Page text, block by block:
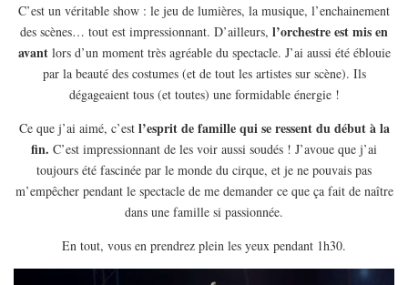
C’est un véritable show : le jeu de lumières, la musique, l’enchainement
des scènes… tout est impressionnant. D’ailleurs, l’orchestre est mis en
avantlors d’un moment très agréable du spectacle. J’ai aussi été éblouie
par la beauté des costumes (et de tout les artistes sur scène). Ils
dégageaient tous (et toutes) une formidable énergie !
Ce que j’ai aimé, c’est l’esprit de famille qui se ressent du début à la
fin. C’est impressionnant de les voir aussi soudés ! J’avoue que j’ai
toujours été fascinée par le monde du cirque, et je ne pouvais pas
m’empêcher pendant le spectacle de me demander ce que ça fait de naître
dans une famille si passionnée.
En tout, vous en prendrez plein les yeux pendant 1h30.